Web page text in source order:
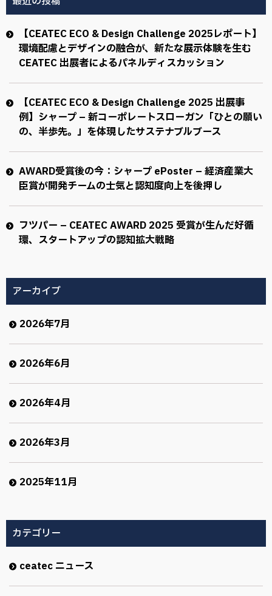
【CEATEC ECO & Design Challenge 2025レポート】
環境配慮とデザインの融合が、新たな展示体験を生む
CEATEC 出展者によるパネルディスカッション
【CEATEC ECO & Design Challenge 2025 出展事
例】シャープ – 新コーポレートスローガン「ひとの願い
の、半歩先。」を体現したサステナブルブース
AWARD受賞後の今：シャープ ePoster – 経済産業大
臣賞が開発チームの士気と認知度向上を後押し
フツパー – CEATEC AWARD 2025 受賞が生んだ好循
環、スタートアップの認知拡大戦略
アーカイブ
2026年7月
2026年6月
2026年4月
2026年3月
2025年11月
カテゴリー
ceatec ニュース